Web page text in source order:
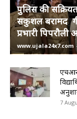
पुलिस की
सकुशल बरामद
प्रभारी
www.ujala24x7.com -
एचआर
7